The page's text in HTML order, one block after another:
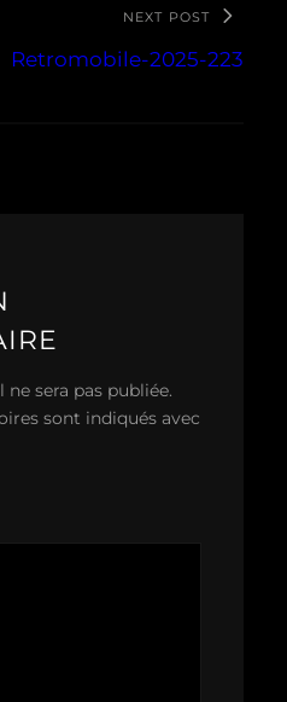
NEXT POST
Retromobile-2025-223
sera pas publiée.
sont indiqués avec